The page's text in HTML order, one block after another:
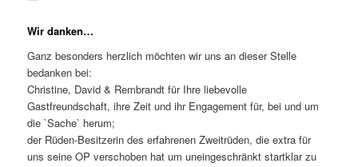
Wir danken…
Ganz besonders herzlich möchten wir uns an dieser Stelle
bedanken bei:
Christine, David & Rembrandt für Ihre liebevolle
Gastfreundschaft, ihre Zeit und ihr Engagement für, bei und um
die `Sache` herum;
der Rüden-Besitzerin des erfahrenen Zweitrüden, die extra für
uns seine OP verschoben hat um uneingeschränkt startklar zu